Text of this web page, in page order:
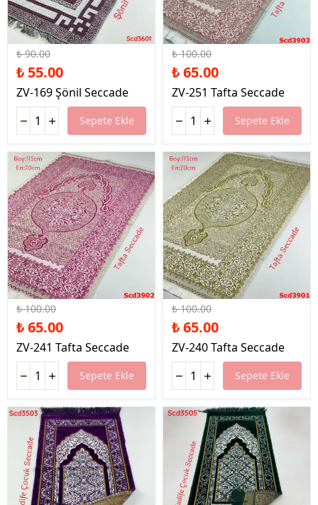
%39 İndirim
₺ 90.00
₺ 55.00
ZV-169 Şönil Seccade
Sepete Ekle
%35 İndirim
₺ 100.00
₺ 65.00
ZV-251 Tafta Seccade
Sepete Ekle
%35 İndirim
₺ 100.00
₺ 65.00
ZV-241 Tafta Seccade
Sepete Ekle
%35 İndirim
₺ 100.00
₺ 65.00
ZV-240 Tafta Seccade
Sepete Ekle